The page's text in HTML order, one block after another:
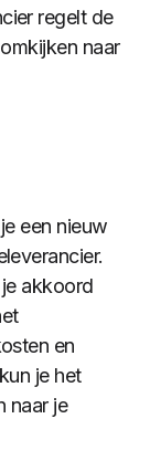
regelt de
naar
een nieuw
akkoord
en
je het
naar je